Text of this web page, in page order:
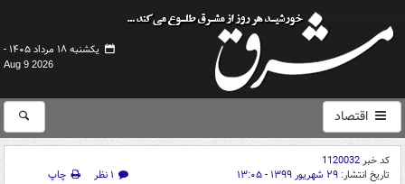
یکشنبه ۱۸ مرداد ۱۴۰۵ -
Aug 9 2026
اقتصاد
کد خبر1120032
تاریخ انتشار: ۲۹ شهریور ۱۳۹۹ - ۱۳:۰۵ ۱ نظر
چاپ